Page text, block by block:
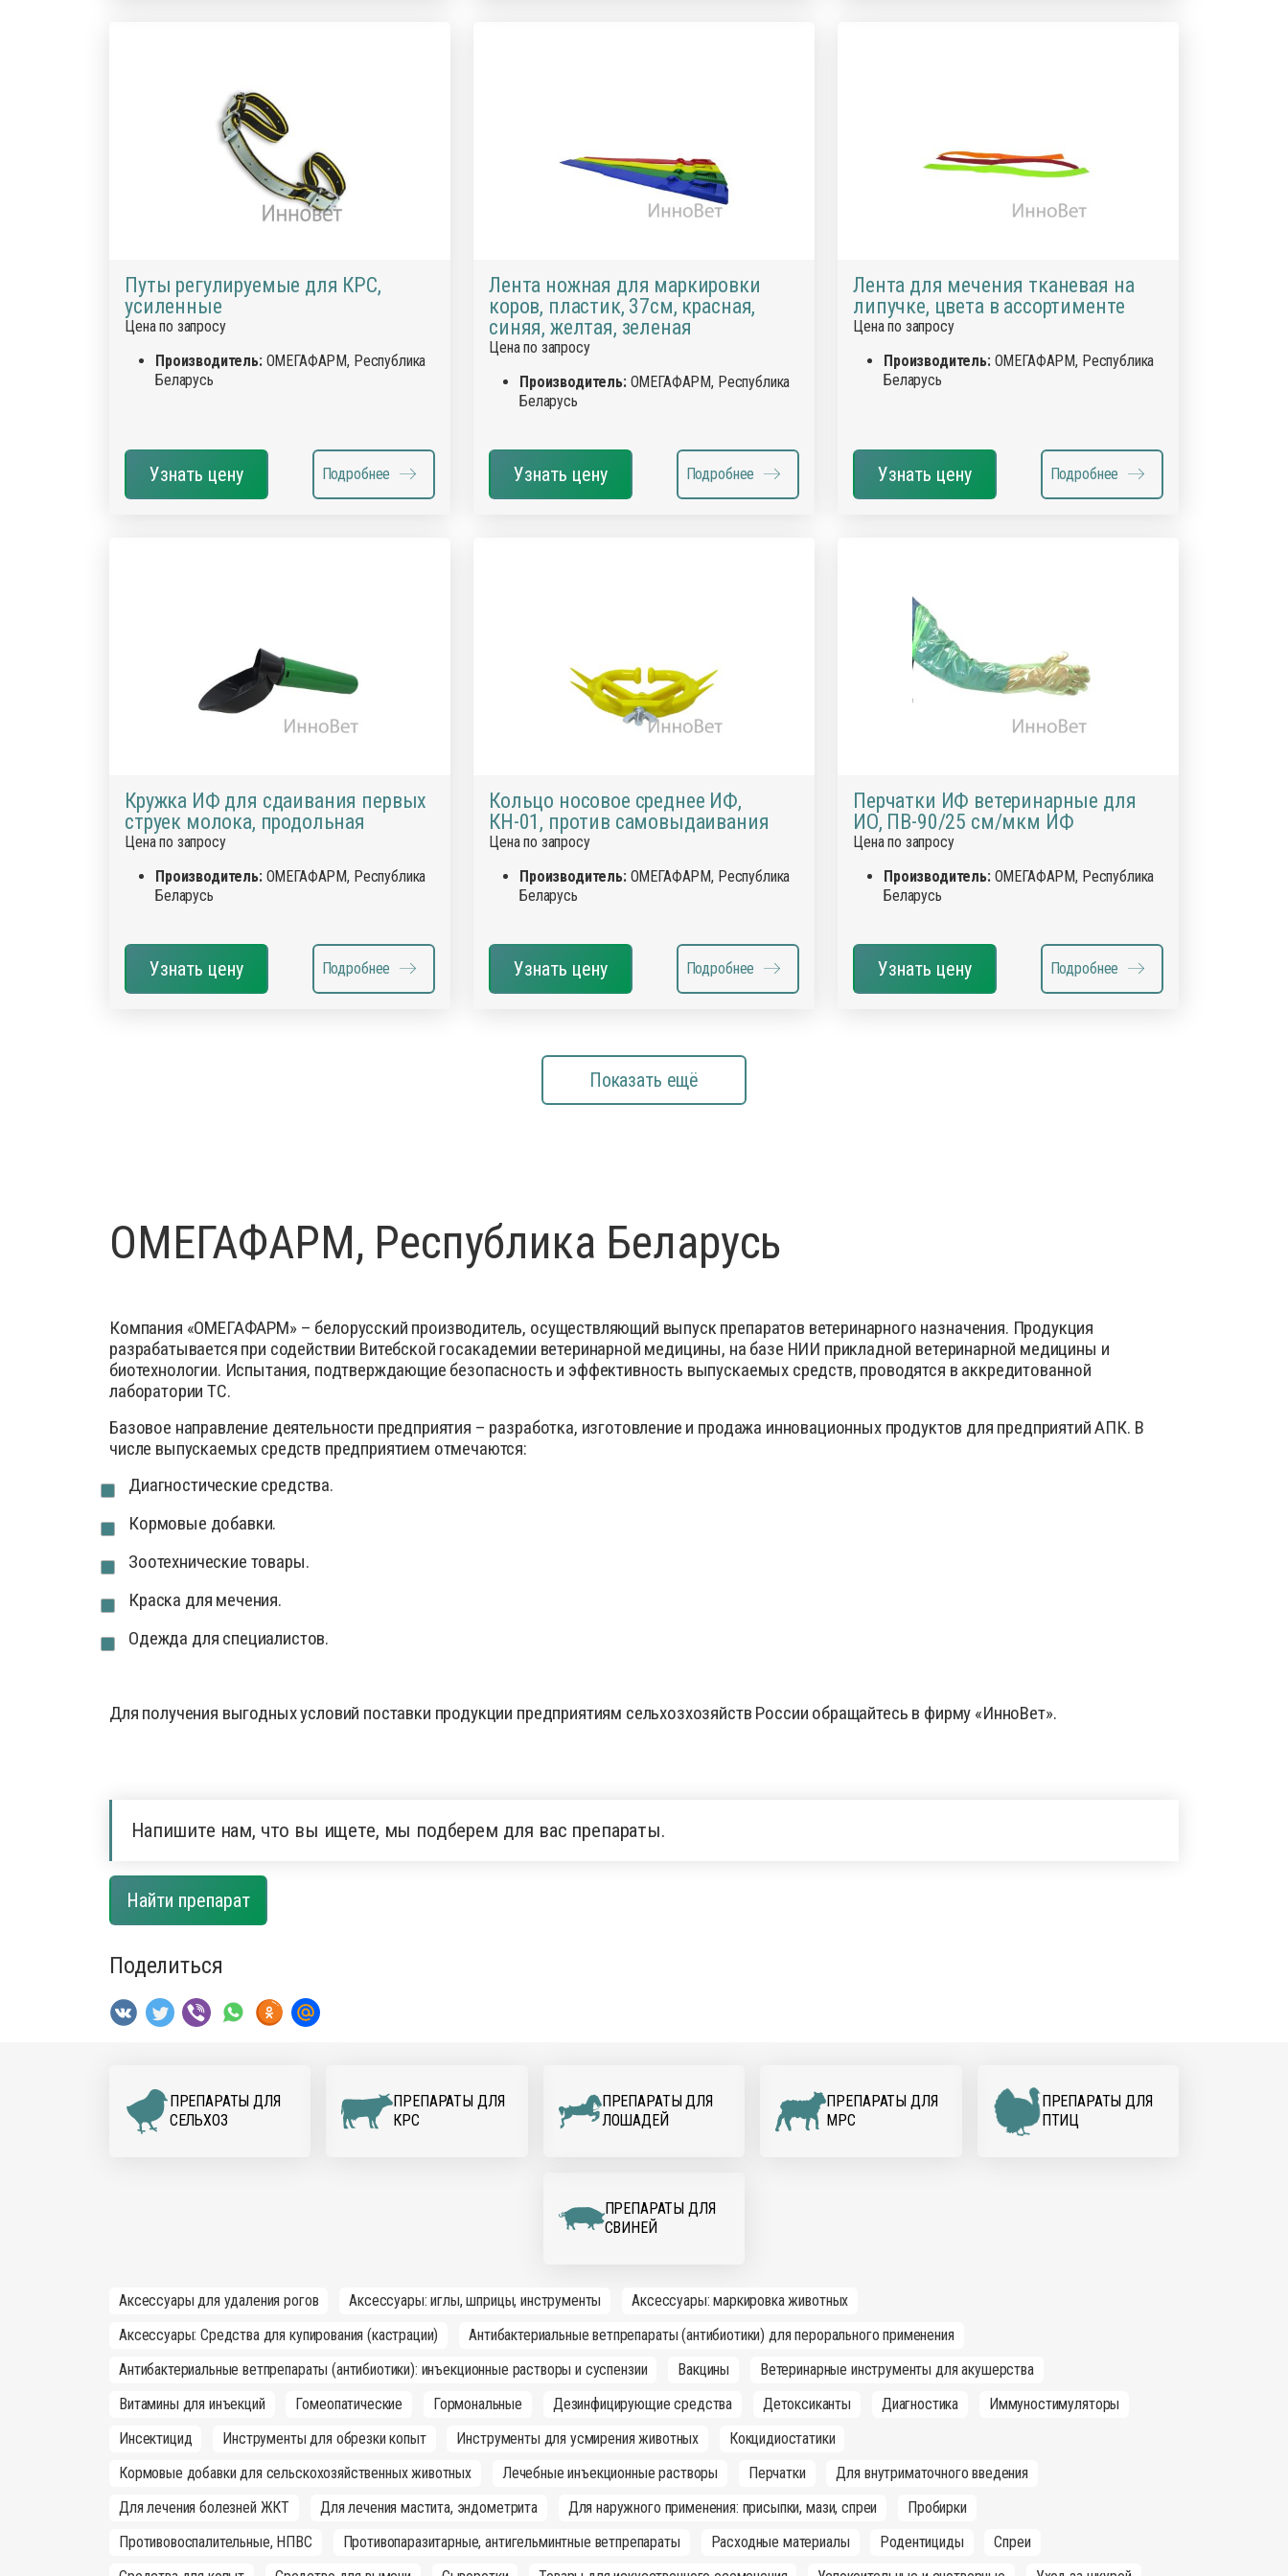
Путы регулируемые для КРС,
усиленные
Цена по запросу
Производитель:ОМЕГАФАРМ, Республика
Беларусь
Узнать цену Подробнее
Лента ножная для маркировки
коров, пластик, 37см, красная,
синяя, желтая, зеленая
Цена по запросу
Производитель:ОМЕГАФАРМ, Республика
Беларусь
Узнать цену Подробнее
Лента для мечения тканевая на
липучке, цвета в ассортименте
Цена по запросу
Производитель:ОМЕГАФАРМ, Республика
Беларусь
Узнать цену Подробнее
Кружка ИФ для сдаивания первых
струек молока, продольная
Цена по запросу
Производитель:ОМЕГАФАРМ, Республика
Беларусь
Узнать цену Подробнее
Кольцо носовое среднее ИФ,
КН-01, против самовыдаивания
Цена по запросу
Производитель:ОМЕГАФАРМ, Республика
Беларусь
Узнать цену Подробнее
Перчатки ИФ ветеринарные для
ИО, ПВ-90/25 см/мкм ИФ
Цена по запросу
Производитель:ОМЕГАФАРМ, Республика
Беларусь
Узнать цену Подробнее
Показать ещё
ОМЕГАФАРМ, Республика Беларусь
Компания «ОМЕГАФАРМ» – белорусский производитель, осуществляющий выпуск препаратов ветеринарного назначения. Продукция
разрабатывается при содействии Витебской госакадемии ветеринарной медицины, на базе НИИ прикладной ветеринарной медицины и
биотехнологии. Испытания, подтверждающие безопасность и эффективность выпускаемых средств, проводятся в аккредитованной
лаборатории ТС.
Базовое направление деятельности предприятия – разработка, изготовление и продажа инновационных продуктов для предприятий АПК. В
числе выпускаемых средств предприятием отмечаются:
Диагностические средства.
Кормовые добавки.
Зоотехнические товары.
Краска для мечения.
Одежда для специалистов.
Для получения выгодных условий поставки продукции предприятиям сельхозхозяйств России обращайтесь в фирму «ИнноВет».
Напишите нам, что вы ищете, мы подберем для вас препараты.
Найти препарат
Поделиться
ПРЕПАРАТЫ ДЛЯ
CЕЛЬХОЗ
ПРЕПАРАТЫ ДЛЯ
КРС
ПРЕПАРАТЫ ДЛЯ
ЛОШАДЕЙ
ПРЕПАРАТЫ ДЛЯ
МРС
ПРЕПАРАТЫ ДЛЯ
ПТИЦ
ПРЕПАРАТЫ ДЛЯ
СВИНЕЙ
Аксессуары для удаления рогов Аксессуары: иглы, шприцы, инструменты
Аксессуары: маркировка животных
Аксессуары: Средства для купирования (кастрации)
Антибактериальные ветпрепараты (антибиотики) для перорального применения
Антибактериальные ветпрепараты (антибиотики): инъекционные растворы и суспензии
Вакцины
Ветеринарные инструменты для акушерства
Витамины для инъекций
Гомеопатические Гормональные Дезинфицирующие средства Детоксиканты Диагностика
Иммуностимуляторы
Инсектицид
Инструменты для обрезки копыт Инструменты для усмирения животных
Кокцидиостатики
Кормовые добавки для сельскохозяйственных животных
Лечебные инъекционные растворы Перчатки
Для внутриматочного введения
Для лечения болезней ЖКТ
Для лечения мастита, эндометрита Для наружного применения: присыпки, мази, спреи
Пробирки
Противовоспалительные, НПВС
Противопаразитарные, антигельминтные ветпрепараты Расходные материалы Родентициды
Спреи